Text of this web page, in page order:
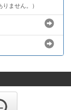
ません。）